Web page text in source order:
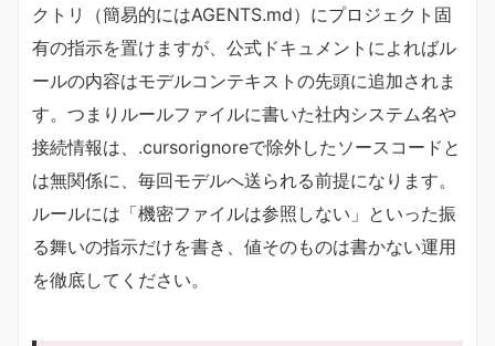
クトリ（簡易的にはAGENTS.md）にプロジェクト固
有の指示を置けますが、公式ドキュメントによればル
ールの内容はモデルコンテキストの先頭に追加されま
す。つまりルールファイルに書いた社内システム名や
接続情報は、.cursorignoreで除外したソースコードと
は無関係に、毎回モデルへ送られる前提になります。
ルールには「機密ファイルは参照しない」といった振
る舞いの指示だけを書き、値そのものは書かない運用
を徹底してください。